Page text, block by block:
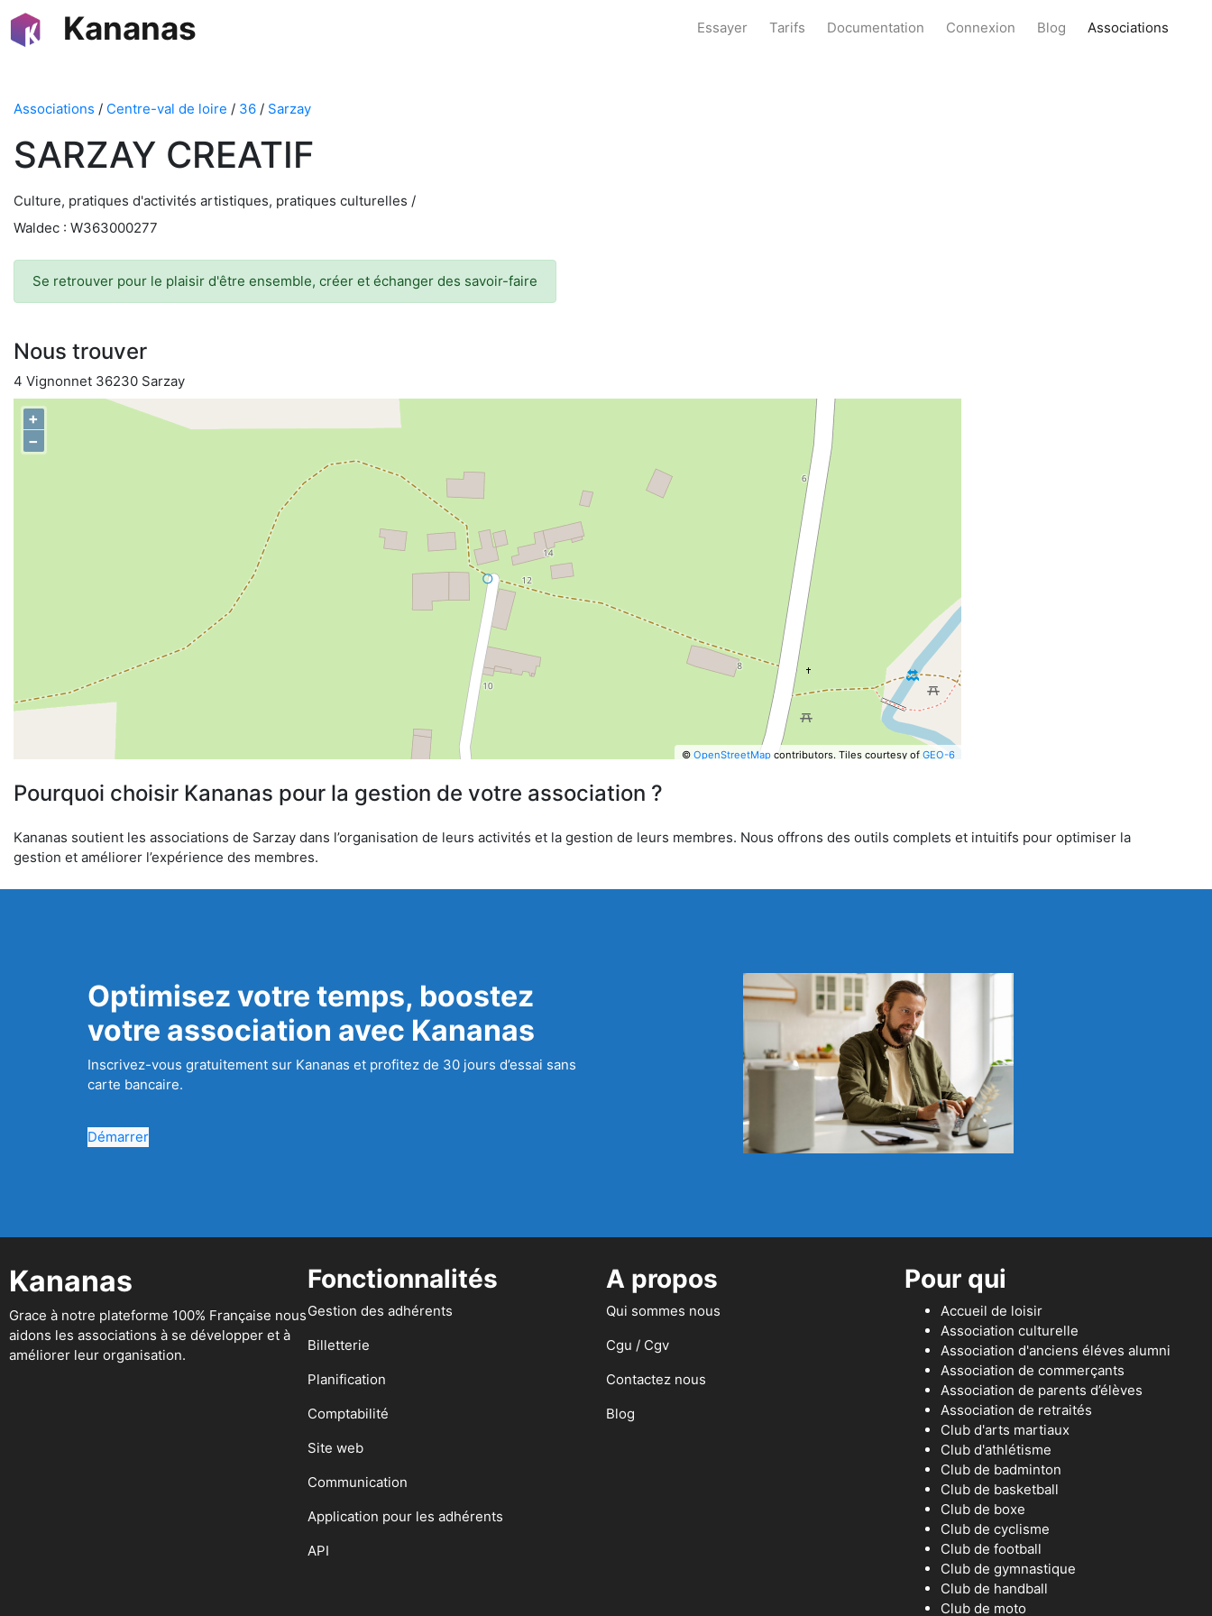
Kananas Essayer Tarifs Documentation Connexion Blog Associations
Associations / Centre-val de loire / 36 / Sarzay
SARZAY CREATIF
Culture, pratiques d'activités artistiques, pratiques culturelles /
Waldec : W363000277
Se retrouver pour le plaisir d'être ensemble, créer et échanger des savoir-faire
Nous trouver
4 Vignonnet 36230 Sarzay
+
−
© OpenStreetMapcontributors. Tiles courtesy of GEO-6
Pourquoi choisir Kananas pour la gestion de votre association ?
Kananas soutient les associations de Sarzay dans l’organisation de leurs activités et la gestion de leurs membres. Nous offrons des outils complets et intuitifs pour optimiser la
gestion et améliorer l’expérience des membres.
Optimisez votre temps, boostez
votre association avec Kananas
Inscrivez-vous gratuitement sur Kananas et profitez de 30 jours d’essai sans
carte bancaire.
Démarrer
Kananas
Grace à notre plateforme 100% Française nous
aidons les associations à se développer et à
améliorer leur organisation.
Fonctionnalités
Gestion des adhérents
Billetterie
Planification
Comptabilité
Site web
Communication
Application pour les adhérents
API
A propos
Qui sommes nous
Cgu / Cgv
Contactez nous
Blog
Pour qui
Accueil de loisir
Association culturelle
Association d'anciens éléves alumni
Association de commerçants
Association de parents d’élèves
Association de retraités
Club d'arts martiaux
Club d'athlétisme
Club de badminton
Club de basketball
Club de boxe
Club de cyclisme
Club de football
Club de gymnastique
Club de handball
Club de moto